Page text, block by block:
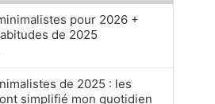
pour 2026 +
de 2025
de 2025 : les
simplifié mon quotidien